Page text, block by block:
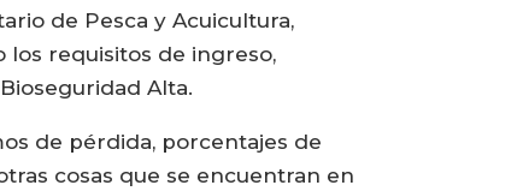
de Pesca y Acuicultura,
los requisitos de ingreso,
Alta.
de pérdida, porcentajes de
cosas que se encuentran en